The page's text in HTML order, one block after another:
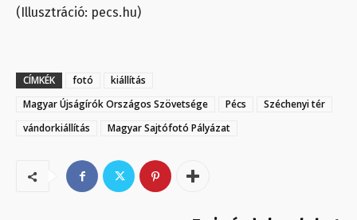
(Illusztráció: pecs.hu)
CÍMKÉK fotó
kiállítás
Magyar Újságírók Országos Szövetsége
Pécs
Széchenyi tér
vándorkiállítás
Magyar Sajtófotó Pályázat